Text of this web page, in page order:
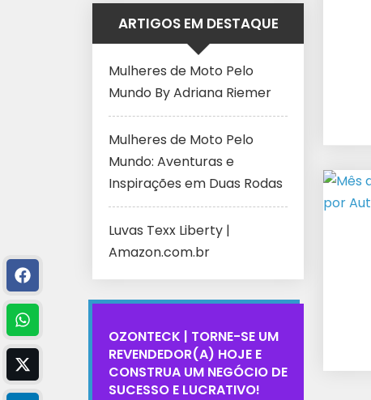
ARTIGOS EM DESTAQUE
Mulheres de Moto Pelo
Mundo By Adriana Riemer
Mulheres de Moto Pelo
Mundo: Aventuras e
Inspirações em Duas Rodas
Luvas Texx Liberty |
Amazon.com.br
OZONTECK | TORNE-SE UM
REVENDEDOR(A) HOJE E
CONSTRUA UM NEGÓCIO DE
SUCESSO E LUCRATIVO!